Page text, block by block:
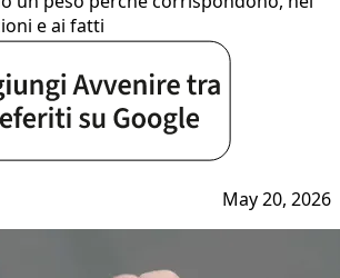
e ai fatti
May 20, 2026